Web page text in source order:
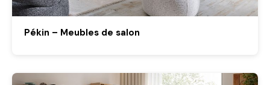
Pékin – Meubles de salon